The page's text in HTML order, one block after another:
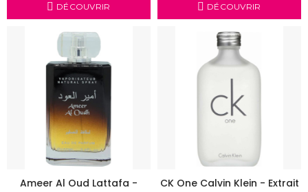
DÉCOUVRIR DÉCOUVRIR
Ameer Al Oud Lattafa -
CK One Calvin Klein - Extrait